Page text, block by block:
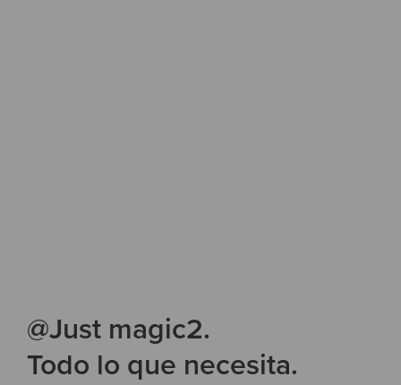
@Just magic2.
Todo lo que necesita.